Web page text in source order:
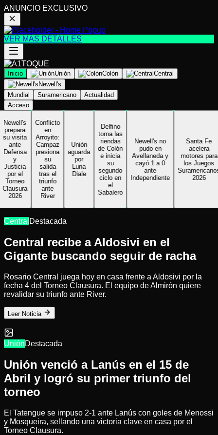
ANUNCIO EXCLUSIVO
VER MÁS DETALLES
Inicio Unión Colón
Central
Newell's
Mundial
Suramericano
Actualidad
Acceso
Newell's
prepara
su visita
ante
Defensa
y
Justicia
por el
Torneo
Clausura
2026
Conflicto
en
Arroyito:
Campaz
presiona
su
salida
tras el
triunfo
ante
River
Unión
aguarda
por
Luna
Diale
Delfino
toma las
riendas
de Colón
e inicia
su
segundo
ciclo en
el
Sabalero
Newell's no
pudo en
Avellaneda y
cayó 1 a 0
ante
Independiente
Santa Fe
acelera
motores para
los Juegos
2026
Central Destacada
Central recibe a Aldosivi en el
Gigante buscando seguir de racha
Rosario Central juega hoy en casa frente a Aldosivi por la
fecha 4 del Torneo Clausura. El equipo de Almirón quiere
revalidar su triunfo ante River.
Leer Noticia
UniónDestacada
Unión venció a Lanús en el 15 de
Abril y logró su primer triunfo del
torneo
El Tatengue se impuso 2-1 ante Lanús con goles de Menossi
y Mosqueira, sellando una victoria clave en casa por el
Torneo Clausura.